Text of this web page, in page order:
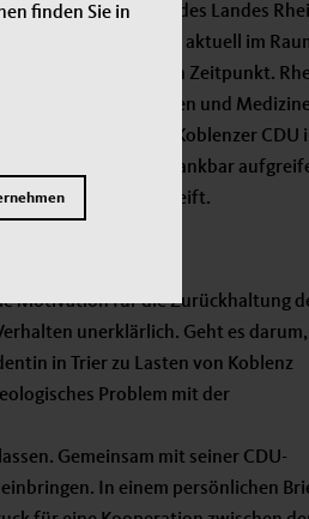
außerhalb des Landes
Aber genau dies steht aktuell im
zum genau richtigen Zeitpunkt.
mehr Medizinerinnen und
zu können. Die Koblenzer CDU
die Initiative dankbar
Chance nicht ergreift.
Motivation für die Zurückhaltung
unerklärlich. Geht es darum,
in Trier zu Lasten von Koblenz
Problem mit der
Gemeinsam mit seiner CDU-
In einem persönlichen
finden Sie in